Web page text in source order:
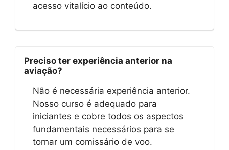
acesso vitalício ao conteúdo.
Preciso ter experiência anterior na
aviação?
Não é necessária experiência anterior.
Nosso curso é adequado para
iniciantes e cobre todos os aspectos
fundamentais necessários para se
tornar um comissário de voo.